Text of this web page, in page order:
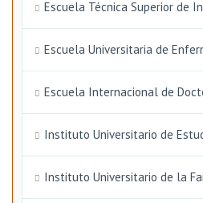
Escuela Técnica Superior de
Escuela Universitaria de
Escuela Internacional de
Instituto Universitario de
Instituto Universitario de la